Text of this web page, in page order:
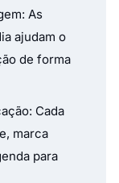
As
ajudam o
de forma
Cada
marca
para